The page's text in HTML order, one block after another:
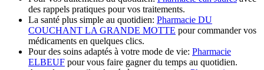
des rappels pratiques pour vos traitements.
La santé plus simple au quotidien: Pharmacie DU
COUCHANT LA GRANDE MOTTE pour commander vos
médicaments en quelques clics.
Pour des soins adaptés à votre mode de vie: Pharmacie
ELBEUF pour vous faire gagner du temps au quotidien.